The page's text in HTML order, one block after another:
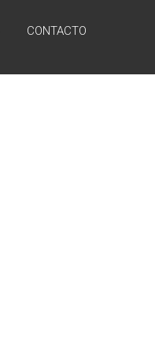
CONTACTO